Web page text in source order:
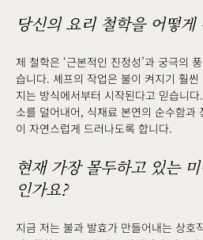
당신의 요리 철학을 어떻
제 철학은 ‘근본적인 진정성’과 궁극의
습니다. 셰프의 작업은 불이 켜지기 훨
지는 방식에서부터 시작된다고 믿습니
소를 덜어내어, 식재료 본연의 순수함
이 자연스럽게 드러나도록 합니다.
현재 가장 몰두하고 있는
인가요?
지금 저는 불과 발효가 만들어내는 상